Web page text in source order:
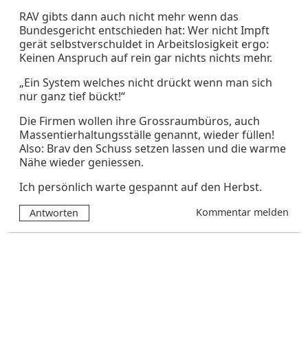
RAV gibts dann auch nicht mehr wenn das
Bundesgericht entschieden hat: Wer nicht Impft
gerät selbstverschuldet in Arbeitslosigkeit ergo:
Keinen Anspruch auf rein gar nichts nichts mehr.
„Ein System welches nicht drückt wenn man sich
nur ganz tief bückt!“
Die Firmen wollen ihre Grossraumbüros, auch
Massentierhaltungsställe genannt, wieder füllen!
Also: Brav den Schuss setzen lassen und die warme
Nähe wieder geniessen.
Ich persönlich warte gespannt auf den Herbst.
Antworten Kommentar melden